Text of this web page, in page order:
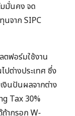
มั่นคง จด
นจาก SIPC
ฟอร์มใช้งาน
ต่างประเทศ ซึ่ง
งินปันผลจากต่าง
Tax 30%
ากรอก W-